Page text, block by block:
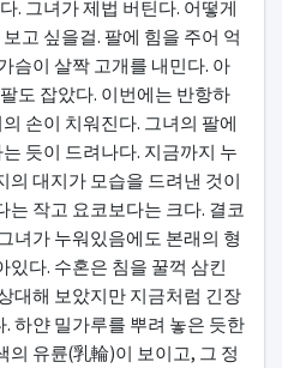
. 그녀가 제법 버틴다. 어떻게
고 싶을걸. 팔에 힘을 주어 억
슴이 살짝 고개를 내민다. 아
도 잡았다. 이번에는 반항하
손이 치워진다. 그녀의 팔에
듯이 드려나다. 지금까지 누
의 대지가 모습을 드려낸 것이
는 작고 요코보다는 크다. 결코
녀가 누워있음에도 본래의 형
다. 수혼은 침을 꿀꺽 삼킨
대해 보았지만 지금처럼 긴장
하얀 밀가루를 뿌려 놓은 듯한
의 유륜(乳輪)이 보이고, 그 정